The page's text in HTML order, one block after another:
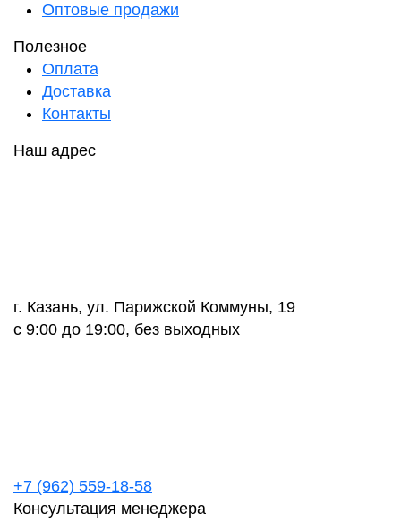
Оптовые продажи
Полезное
Оплата
Доставка
Контакты
Наш адрес
г. Казань, ул. Парижской Коммуны, 19
с 9:00 до 19:00, без выходных
+7 (962) 559-18-58
Консультация менеджера